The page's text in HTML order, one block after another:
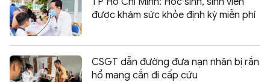
được khám sức khỏe định kỳ miễn phí
CSGT dẫn đường đưa nạn nhân bị rắn
hổ mang cắn đi cấp cứu